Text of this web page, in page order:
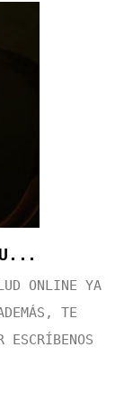
ONLINE YA
TE
ESCRÍBENOS